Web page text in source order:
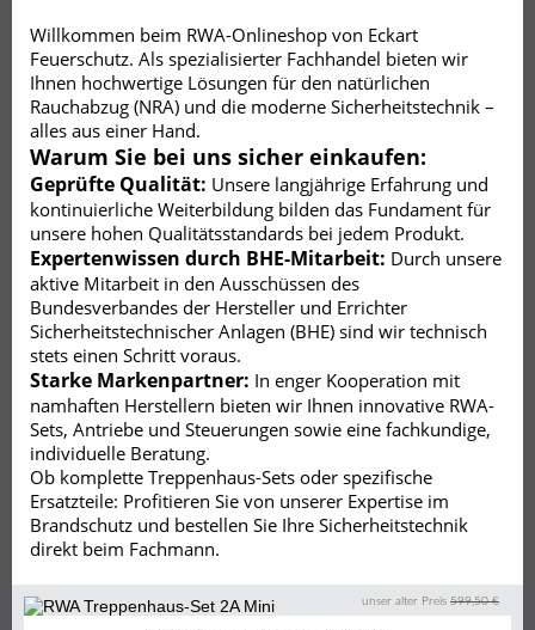
Willkommen beim RWA-Onlineshop von Eckart
Feuerschutz. Als spezialisierter Fachhandel bieten wir
Ihnen hochwertige Lösungen für den natürlichen
Rauchabzug (NRA) und die moderne Sicherheitstechnik –
alles aus einer Hand.
Warum Sie bei uns sicher einkaufen:
Geprüfte Qualität: Unsere langjährige Erfahrung und
kontinuierliche Weiterbildung bilden das Fundament für
unsere hohen Qualitätsstandards bei jedem Produkt.
Expertenwissen durch BHE-Mitarbeit: Durch unsere
aktive Mitarbeit in den Ausschüssen des
Bundesverbandes der Hersteller und Errichter
Sicherheitstechnischer Anlagen (BHE) sind wir technisch
stets einen Schritt voraus.
Starke Markenpartner: In enger Kooperation mit
namhaften Herstellern bieten wir Ihnen innovative RWA-
Sets, Antriebe und Steuerungen sowie eine fachkundige,
individuelle Beratung.
Ob komplette Treppenhaus-Sets oder spezifische
Ersatzteile: Profitieren Sie von unserer Expertise im
Brandschutz und bestellen Sie Ihre Sicherheitstechnik
direkt beim Fachmann.
unser alter Preis 599,50 €